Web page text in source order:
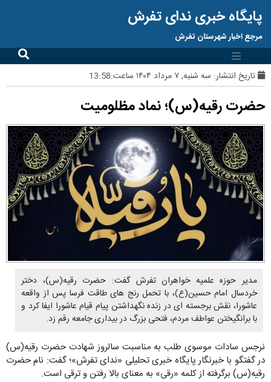
پایگاه خبری ندای تفرش
مرجع اخبار شهرستان تفرش
تاریخ انتشار: سه شنبه, ۷ مرداد ۱۴۰۴ ساعت:13:58
حضرت رقیه(س)؛ نماد مظلومیت
مدیر حوزه علمیه خواهران تفرش گفت: حضرت رقیه(س)، دختر
خردسال امام حسین(ع)، با تحمل رنج های طاقت فرسا پس از واقعه
عاشورا، نقش برجسته ای در زنده نگهداشتن پیام قیام عاشورا ایفا کرد و
با برانگیختن عواطف مردم، فتحی بزرگ در بیداری جامعه رقم زد.
نرجس سادات موسوی طلب به مناسبت سالروز شهادت حضرت رقیه(س)
در گفتگو با خبرنگار پایگاه خبری تحلیلی «ندای تفرش»؛ گفت: نام حضرت
رقیه(س) برگرفته از کلمه «رقی» به معنای بالا رفتن و ترقی است.